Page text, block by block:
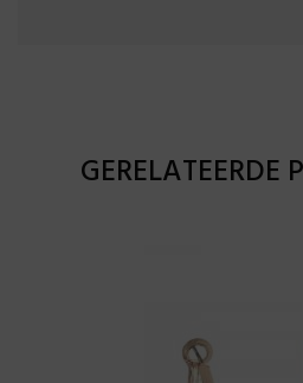
GERELATEERDE